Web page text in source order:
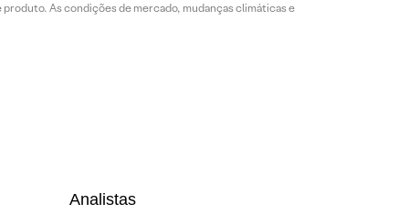
As condições de mercado, mudanças climáticas e
Analistas